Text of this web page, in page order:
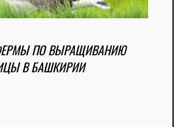
ПО ВЫРАЩИВАНИЮ
В БАШКИРИИ